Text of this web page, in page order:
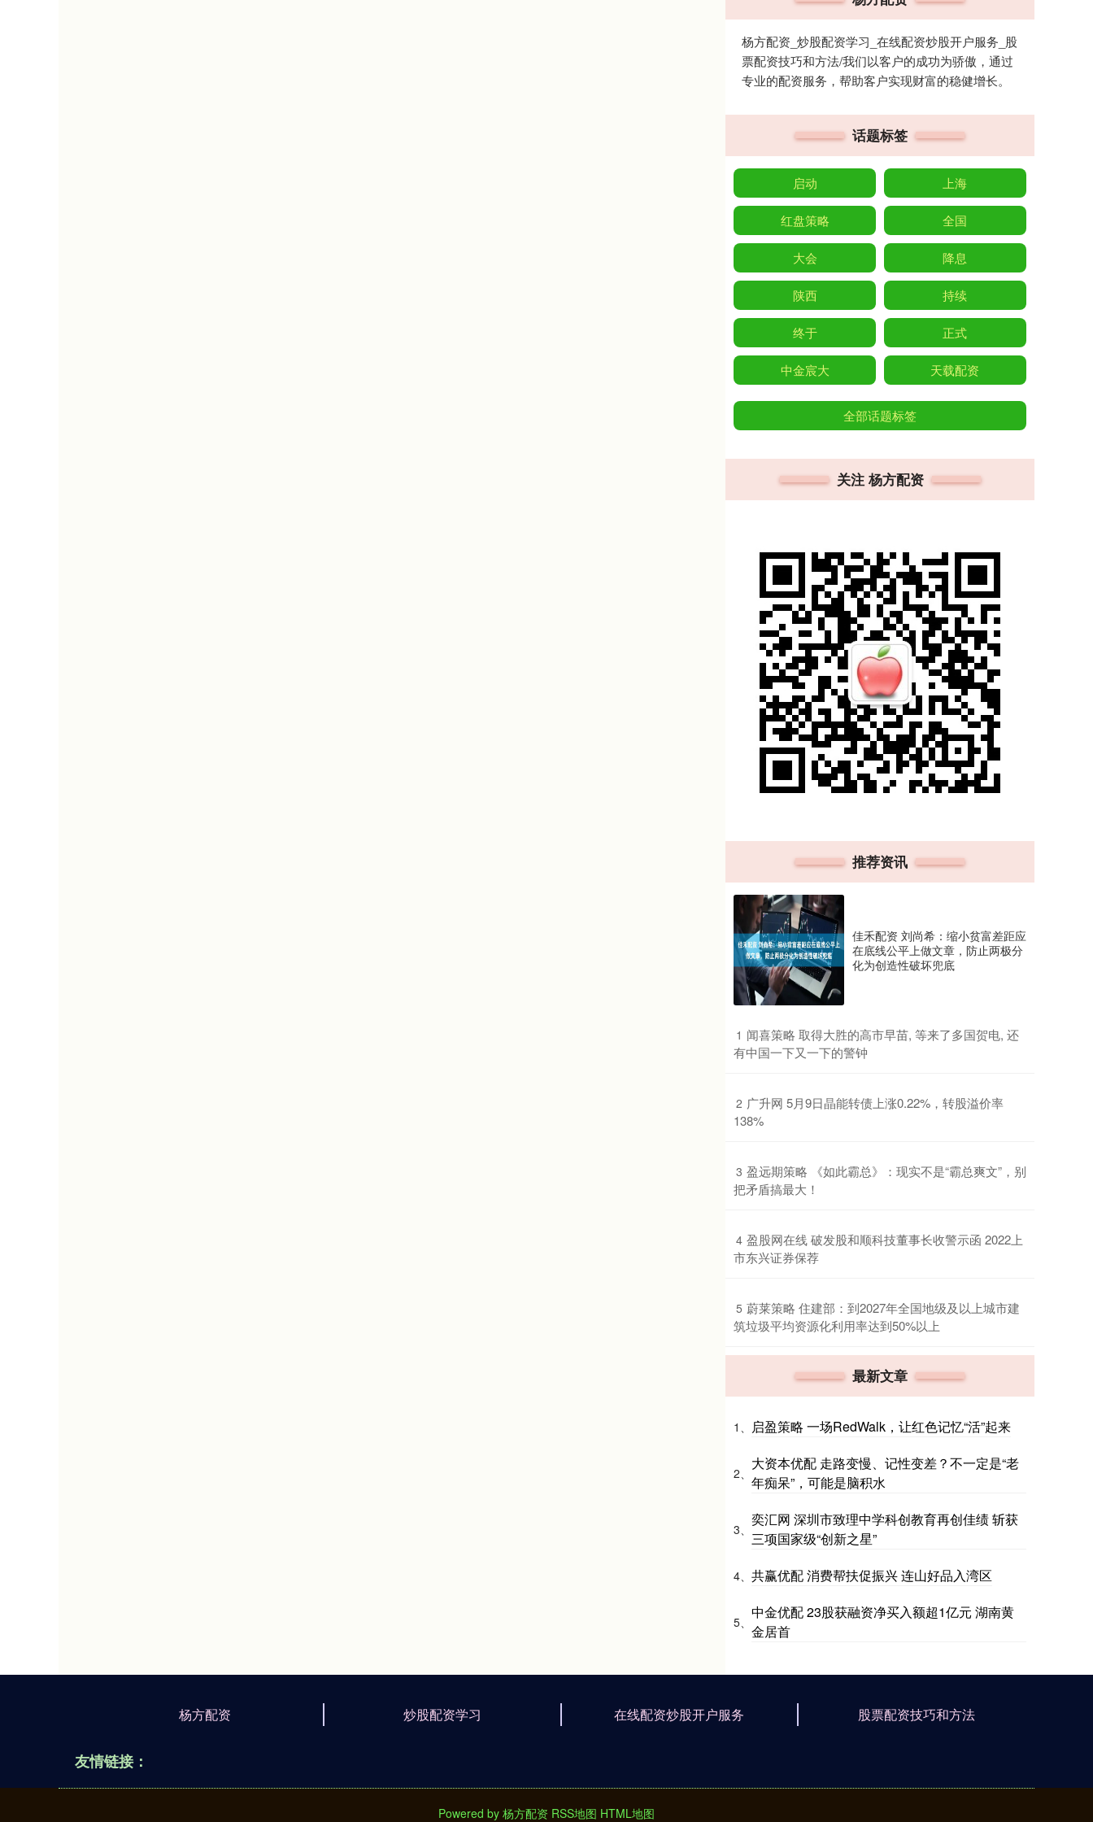
杨方配资_炒股配资学习_在线配资炒股开户服务_股
票配资技巧和方法/我们以客户的成功为骄傲，通过
专业的配资服务，帮助客户实现财富的稳健增长。
话题标签
启动 上海
红盘策略 全国
大会 降息
陕西 持续
终于 正式
中金宸大 天载配资
全部话题标签
关注 杨方配资
推荐资讯
佳禾配资 刘尚希：缩小贫富差距应
在底线公平上做文章，防止两极分
化为创造性破坏兜底
1 ​闻喜策略 取得大胜的高市早苗, 等来了多国贺电, 还
有中国一下又一下的警钟
2 ​广升网 5月9日晶能转债上涨0.22%，转股溢价率
138%
3 ​盈远期策略 《如此霸总》：现实不是“霸总爽文”，别
把矛盾搞最大！
4 ​盈股网在线 破发股和顺科技董事长收警示函 2022上
市东兴证券保荐
5 ​蔚莱策略 住建部：到2027年全国地级及以上城市建
筑垃圾平均资源化利用率达到50%以上
最新文章
1、 启盈策略 一场RedWalk，让红色记忆“活”起来
2、
大资本优配 走路变慢、记性变差？不一定是“老
年痴呆”，可能是脑积水
3、
奕汇网 深圳市致理中学科创教育再创佳绩 斩获
三项国家级“创新之星”
4、 共赢优配 消费帮扶促振兴 连山好品入湾区
5、
中金优配 23股获融资净买入额超1亿元 湖南黄
金居首
杨方配资 炒股配资学习 在线配资炒股开户服务 股票配资技巧和方法
友情链接：
Powered by 杨方配资 RSS地图 HTML地图